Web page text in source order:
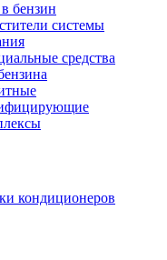
бензин
системы
срeдства
кондиционеров